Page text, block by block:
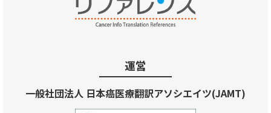
運営
一般社団法人 日本癌医療翻訳アソシエイツ(JAMT)